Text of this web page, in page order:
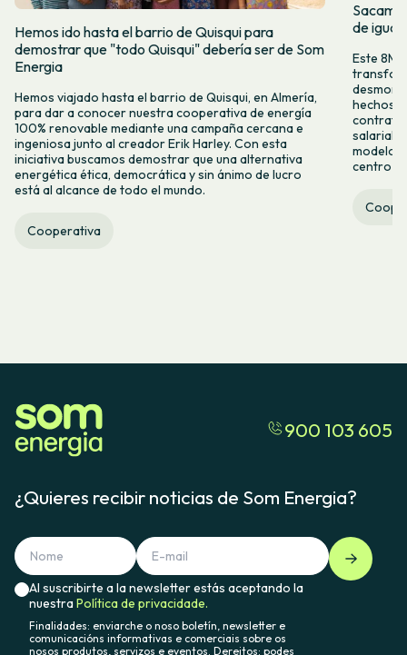
Hemos ido hasta el barrio de Quisqui para
demostrar que "todo Quisqui" debería ser de Som
Energia
Hemos viajado hasta el barrio de Quisqui, en Almería,
para dar a conocer nuestra cooperativa de energía
100% renovable mediante una campaña cercana e
ingeniosa junto al creador Erik Harley. Con esta
iniciativa buscamos demostrar que una alternativa
energética ética, democrática y sin ánimo de lucro
está al alcance de todo el mundo.
Cooperativa
de
Este 8M,
hechos y
salarial y
modelo
centro
900 103 605
¿Quieres recibir noticias de Som Energia?
Al suscribirte a la newsletter estás aceptando la
nuestraPolítica de privacidade.
Finalidades: enviarche o noso boletín, newsletter e
comunicacións informativas e comerciais sobre os
nosos produtos, servizos e eventos. Dereitos: podes